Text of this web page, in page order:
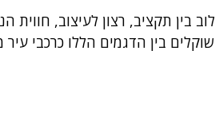
בין תקציב, רצון לעיצוב, חווית
בין הדגמים הללו כרכבי עיר